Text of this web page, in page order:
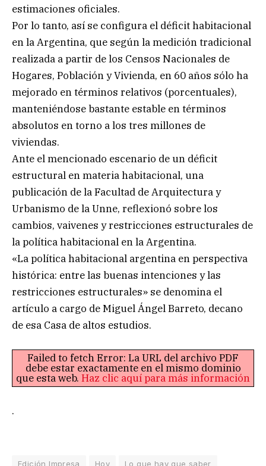
estimaciones oficiales.
Por lo tanto, así se configura el déficit habitacional
en la Argentina, que según la medición tradicional
realizada a partir de los Censos Nacionales de
Hogares, Población y Vivienda, en 60 años sólo ha
mejorado en términos relativos (porcentuales),
manteniéndose bastante estable en términos
absolutos en torno a los tres millones de
viviendas.
Ante el mencionado escenario de un déficit
estructural en materia habitacional, una
publicación de la Facultad de Arquitectura y
Urbanismo de la Unne, reflexionó sobre los
cambios, vaivenes y restricciones estructurales de
la política habitacional en la Argentina.
«La política habitacional argentina en perspectiva
histórica: entre las buenas intenciones y las
restricciones estructurales» se denomina el
artículo a cargo de Miguel Ángel Barreto, decano
de esa Casa de altos estudios.
Failed to fetch Error: La URL del archivo PDF
debe estar exactamente en el mismo dominio
que esta web. Haz clic aquí para más información
.
Edición Impresa Hoy Lo que hay que saber